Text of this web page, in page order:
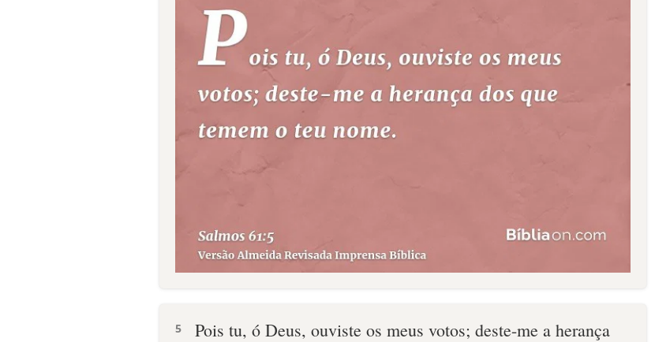
5
Pois tu, ó Deus, ouviste os meus votos; deste-me a herança